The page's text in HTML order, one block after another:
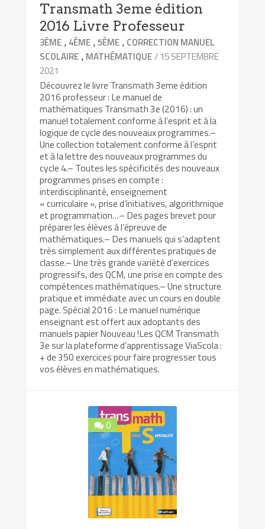
Transmath 3eme édition
2016 Livre Professeur
3ÈME , 4ÈME ,5ÈME , CORRECTION MANUEL
SCOLAIRE , MATHÉMATIQUE/ 15 SEPTEMBRE
2021
Découvrez le livre Transmath 3eme édition
2016 professeur : Le manuel de
mathématiques Transmath 3e (2016) : un
manuel totalement conforme à l’esprit et à la
logique de cycle des nouveaux programmes.–
Une collection totalement conforme à l’esprit
et à la lettre des nouveaux programmes du
cycle 4.– Toutes les spécificités des nouveaux
programmes prises en compte :
interdisciplinarité, enseignement
« curriculaire », prise d’initiatives, algorithmique
et programmation…– Des pages brevet pour
préparer les élèves à l’épreuve de
mathématiques.– Des manuels qui s’adaptent
très simplement aux différentes pratiques de
classe.– Une très grande variété d’exercices
progressifs, des QCM, une prise en compte des
compétences mathématiques.– Une structure
pratique et immédiate avec un cours en double
page. Spécial 2016 : Le manuel numérique
enseignant est offert aux adoptants des
manuels papier Nouveau !Les QCM Transmath
3e sur la plateforme d’apprentissage ViaScola :
+ de 350 exercices pour faire progresser tous
vos élèves en mathématiques.
0